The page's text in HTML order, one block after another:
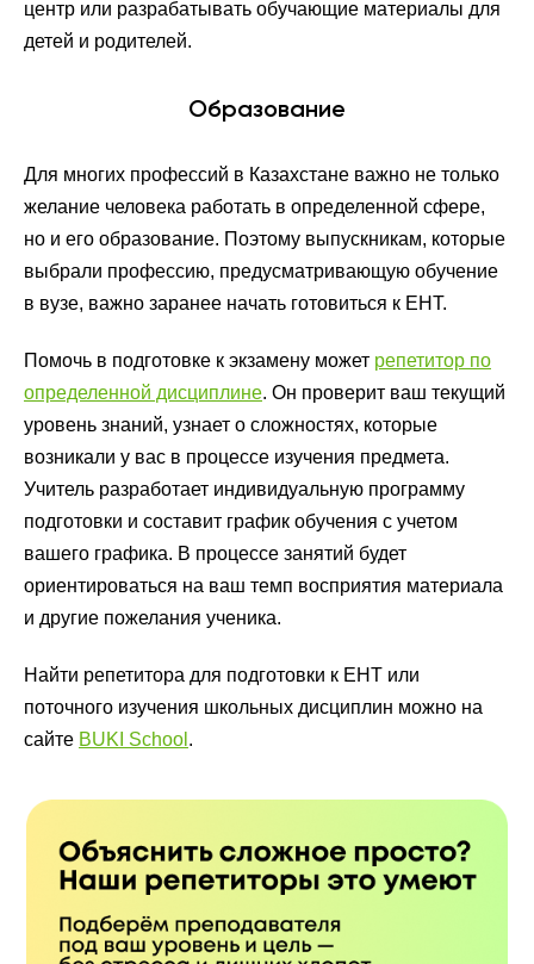
центр или разрабатывать обучающие материалы для
детей и родителей.
Образование
Для многих профессий в Казахстане важно не только
желание человека работать в определенной сфере,
но и его образование. Поэтому выпускникам, которые
выбрали профессию, предусматривающую обучение
в вузе, важно заранее начать готовиться к ЕНТ.
Помочь в подготовке к экзамену может репетитор по
определенной дисциплине. Он проверит ваш текущий
уровень знаний, узнает о сложностях, которые
возникали у вас в процессе изучения предмета.
Учитель разработает индивидуальную программу
подготовки и составит график обучения с учетом
вашего графика. В процессе занятий будет
ориентироваться на ваш темп восприятия материала
и другие пожелания ученика.
Найти репетитора для подготовки к ЕНТ или
поточного изучения школьных дисциплин можно на
сайте BUKI School .